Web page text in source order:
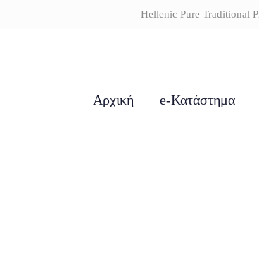
Hellenic Pure Traditional
Αρχική e-Κατάστημα